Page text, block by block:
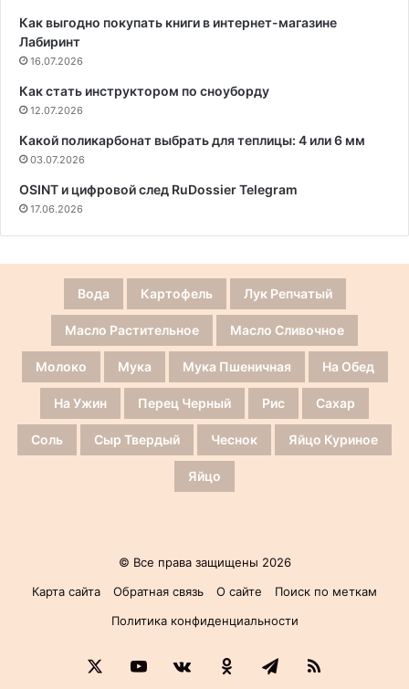
Как выгодно покупать книги в интернет-магазине
Лабиринт
16.07.2026
Как стать инструктором по сноуборду
12.07.2026
Какой поликарбонат выбрать для теплицы: 4 или 6 мм
03.07.2026
OSINT и цифровой след RuDossier Telegram
17.06.2026
Вода Картофель Лук Репчатый
Масло Растительное Масло Сливочное
Молоко Мука Мука Пшеничная На Обед
На Ужин Перец Черный Рис Сахар
Соль Сыр Твердый Чеснок Яйцо Куриное
Яйцо
© Все права защищены 2026
Карта сайта
Обратная связь О сайте
Поиск по меткам
Политика конфиденциальности
YouTubevk.comОдноклассники
Telegram
RSS